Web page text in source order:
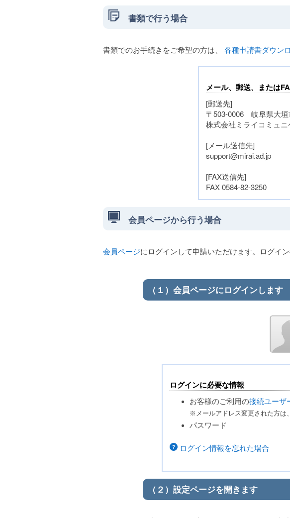
書類で行う場合
書類でのお手続きをご希望の方は、 各種申請書ダウン
メール、郵送、または
[郵送先]
〒503-0006 岐阜県大垣
株式会社ミライコミュ
[メール送信先]
support@mirai.ad.jp
[FAX送信先]
FAX 0584-82-3250
会員ページから行う場合
会員ページにログインして申請いただけます。ログイ
（１）会員ページにログインします
ログインに必要な情報
お客様のご利用の接続ユーザ
※メールアドレス変更された方は
パスワード
ログイン情報を忘れた場合
（２）設定ページを開きます